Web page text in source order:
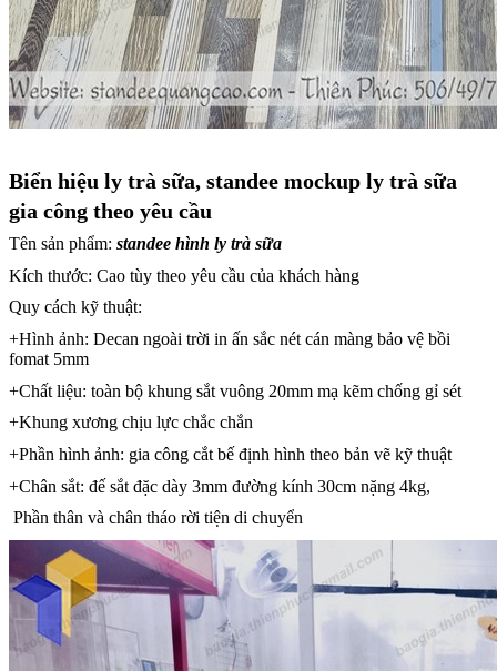
Biển hiệu ly trà sữa, standee mockup ly trà sữa
gia công theo yêu cầu
Tên sản phẩm: standee hình ly trà sữa
Kích thước: Cao tùy theo yêu cầu của khách hàng
Quy cách kỹ thuật:
+Hình ảnh: Decan ngoài trời in ấn sắc nét cán màng bảo vệ bồi
fomat 5mm
+Chất liệu: toàn bộ khung sắt vuông 20mm mạ kẽm chống gỉ sét
+Khung xương chịu lực chắc chắn
+Phần hình ảnh: gia công cắt bế định hình theo bản vẽ kỹ thuật
+Chân sắt: đế sắt đặc dày 3mm đường kính 30cm nặng 4kg,
Phần thân và chân tháo rời tiện di chuyển